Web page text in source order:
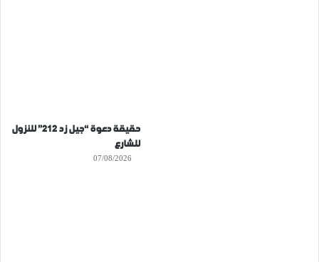
حقيقة دعوة “جيل زد 212” للنزول
للشارع
07/08/2026